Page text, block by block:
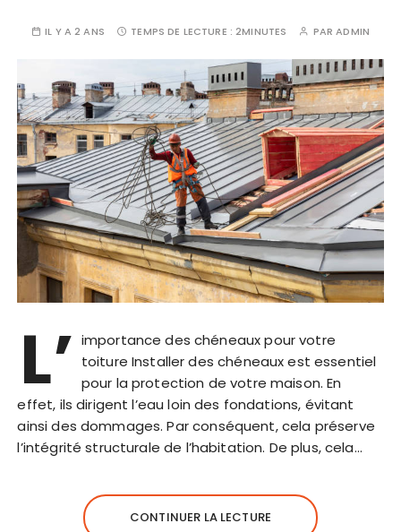
IL Y A 2 ANS TEMPS DE LECTURE :2MINUTES PARADMIN
L’ importance des chéneaux pour votre
toiture Installer des chéneaux est essentiel
pour la protection de votre maison. En
effet, ils dirigent l’eau loin des fondations, évitant
ainsi des dommages. Par conséquent, cela préserve
l’intégrité structurale de l’habitation. De plus, cela…
CONTINUER LA LECTURE